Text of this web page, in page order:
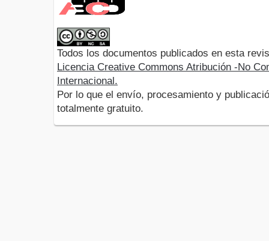
Todos los documentos publicados en esta
Licencia Creative Commons Atribución -No
Internacional.
Por lo que el envío, procesamiento y
totalmente gratuito.